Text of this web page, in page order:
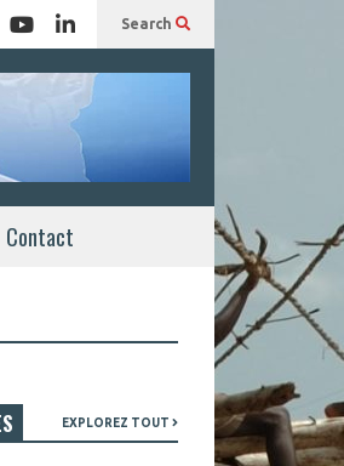
Search
Contact
EXPLOREZ TOUT